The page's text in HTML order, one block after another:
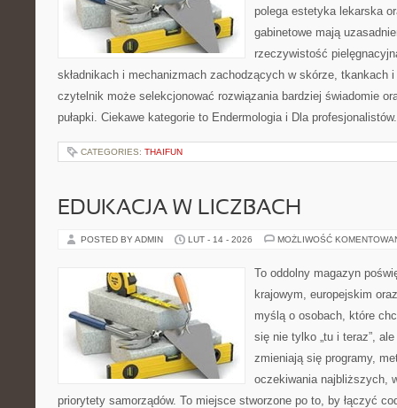
polega estetyka lekarska
gabinetowe mają
rzeczywistość
składnikach i mechanizmach zachodzących w skórze, tkankach
czytelnik może selekcjonować rozwiązania bardziej świadomie
pułapki. Ciekawe kategorie to Endermologia i Dla
CATEGORIES: THAIFUN
EDUKACJA W LICZBACH
POSTED BY ADMIN LUT - 14 - 2026 MOŻLIWOŚĆ
To oddolny magazyn
krajowym, europejskim
myślą o osobach, które
się nie tylko „tu i teraz”,
zmieniają się programy,
oczekiwania najbliższych,
priorytety samorządów. To miejsce stworzone po to, by łączyć